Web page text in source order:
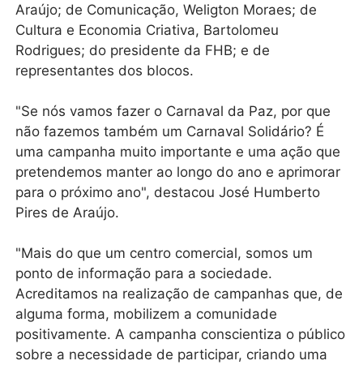
Araújo; de Comunicação, Weligton Moraes; de
Cultura e Economia Criativa, Bartolomeu
Rodrigues; do presidente da FHB; e de
representantes dos blocos.
"Se nós vamos fazer o Carnaval da Paz, por que
não fazemos também um Carnaval Solidário? É
uma campanha muito importante e uma ação que
pretendemos manter ao longo do ano e aprimorar
para o próximo ano", destacou José Humberto
Pires de Araújo.
"Mais do que um centro comercial, somos um
ponto de informação para a sociedade.
Acreditamos na realização de campanhas que, de
alguma forma, mobilizem a comunidade
positivamente. A campanha conscientiza o público
sobre a necessidade de participar, criando uma